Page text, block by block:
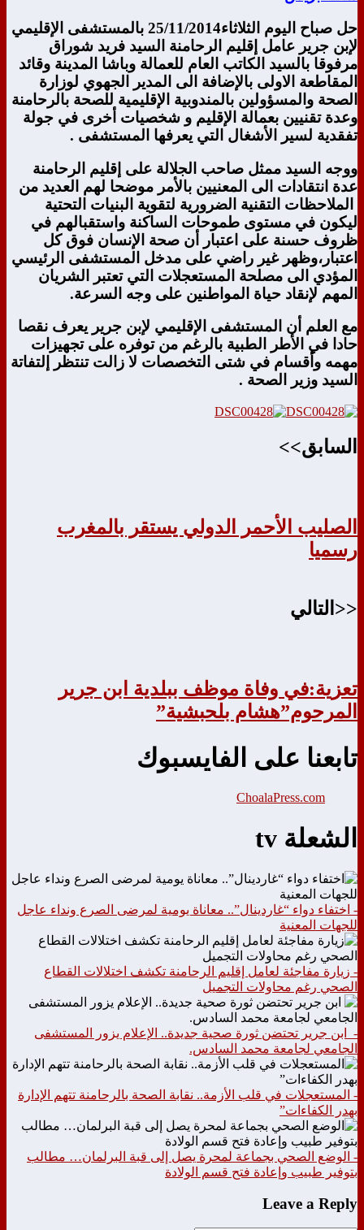
حل صباح اليوم الثلاثاء25/11/2014 بالمستشفى الإقليمي
لإبن جرير عامل إقليم الرحامنة السيد فريد شوراق
مرفوقا بالسيد الكاتب العام للعمالة وباشا المدينة وقائد
المقاطعة الاولى بالإضافة الى المدير الجهوي لوزارة
الصحة والمسؤولين بالمندوبية الإقليمية للصحة بالرحامنة
وعدة تقنيين بعمالة الإقليم و شخصيات أخرى في جولة
تفقدية لسير الأشغال التي يعرفها المستشفى .
ووجه السيد ممثل صاحب الجلالة على إقليم الرحامنة
عدة انتقادات الى المعنيين بالأمر موضحا لهم العديد من
الملاحظات التقنية الضرورية لتقوية البنيات التحتية
ليكون في مستوى طموحات الساكنة واستقبالهم في
ظروف حسنة على اعتبار أن صحة الإنسان فوق كل
اعتبار،وظهر غير راضي على مدخل المستشفى الرئيسي
المؤدي الى مصلحة المستعجلات التي تعتبر الشريان
المهم لإنقاد حياة المواطنين على وجه السرعة.
مع العلم أن المستشفى الإقليمي لإبن جرير يعرف نقصا
حادا في الأطر الطبية بالرغم من توفره على تجهيزات
مهمه وأقسام في شتى التخصصات لا زالت تنتظر إلتفاتة
السيد وزير الصحة .
السابق>>
الصليب الأحمر الدولي يستقر بالمغرب
رسميا
<<التالي
تعزية:في وفاة موظف ببلدية ابن جرير
المرحوم”هشام بلحبشية”
تابعنا على الفايسبوك
ChoalaPress.com
الشعلة tv
- اختفاء دواء “غاردينال”.. معاناة يومية لمرضى الصرع ونداء عاجل
للجهات المعنية
- زيارة مفاجئة لعامل إقليم الرحامنة تكشف اختلالات القطاع
الصحي رغم محاولات التجميل
- ابن جرير تحتضن ثورة صحية جديدة.. الإعلام يزور المستشفى
الجامعي لجامعة محمد السادس.
- المستعجلات في قلب الأزمة.. نقابة الصحة بالرحامنة تتهم الإدارة
بهدر الكفاءات”
- الوضع الصحي بجماعة لمحرة يصل إلى قبة البرلمان… مطالب
بتوفير طبيب وإعادة فتح قسم الولادة
Leave a Reply